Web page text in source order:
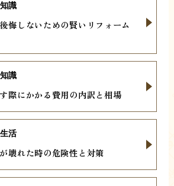
悔しないための賢いリフォーム
知識
際にかかる費用の内訳と相場
知識
壊れた時の危険性と対策
生活